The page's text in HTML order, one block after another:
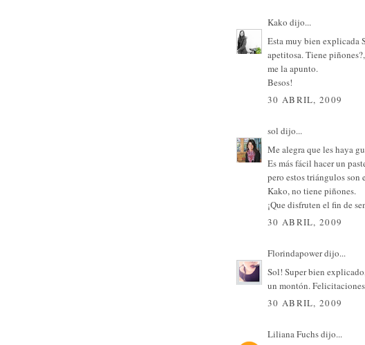
Kako dijo...
Esta muy bien explicada
apetitosa. Tiene
me la apunto.
Besos!
30 ABRIL, 2009
sol dijo...
Me alegra que les haya
Es más fácil hacer un
pero estos triángulos son
Kako, no tiene piñones.
¡Que disfruten el fin de
30 ABRIL, 2009
Florindapowerdijo...
Sol! Super bien
un montón.
30 ABRIL, 2009
Liliana Fuchsdijo...